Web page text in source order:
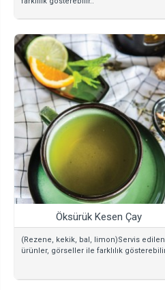
Öksürük Kesen Çay
(Rezene, kekik, bal, limon)Servis edilen
ürünler, görseller ile farklılık